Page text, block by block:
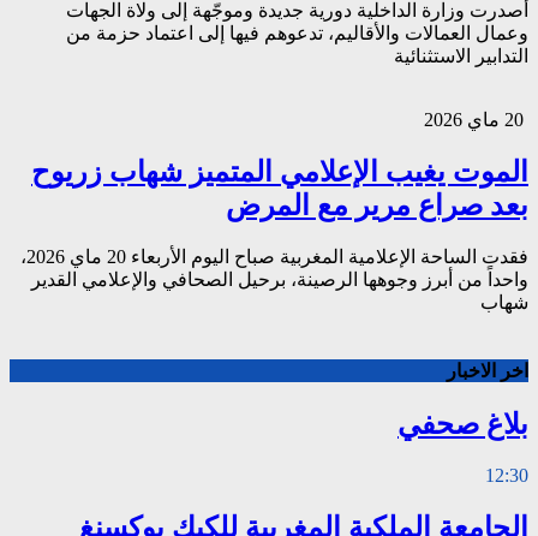
أصدرت وزارة الداخلية دورية جديدة وموجّهة إلى ولاة الجهات
وعمال العمالات والأقاليم، تدعوهم فيها إلى اعتماد حزمة من
التدابير الاستثنائية
الموت يغيب الإعلامي المتميز شهاب زريوح
بعد صراع مرير مع المرض
فقدت الساحة الإعلامية المغربية صباح اليوم الأربعاء 20 ماي 2026،
واحداً من أبرز وجوهها الرصينة، برحيل الصحافي والإعلامي القدير
شهاب
اخر الاخبار
بلاغ صحفي
12:30
الجامعة الملكية المغربية للكيك بوكسنغ